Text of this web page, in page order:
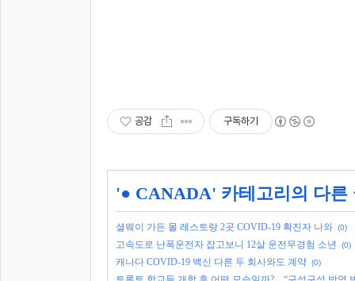
공감 구독하기
'● CANADA' 카테고리의 다른
셜웨이 가든 몰 레스토랑 2곳 COVID-19 확진자 나와 (0)
고속도로 난폭운전자 잡고보니 12살 운전무경험 소년 (0)
캐나다 COVID-19 백신 다른 두 회사와도 계약 (0)